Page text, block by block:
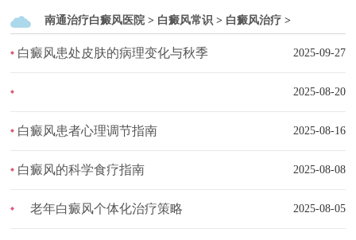
南通治疗白癜风医院> 白癜风常识> 白癜风治疗>
​白癜风患处皮肤的病理变化与秋季 2025-09-27
2025-08-20
​白癜风患者心理调节指南 2025-08-16
白癜风的科学食疗指南​ 2025-08-08
​老年白癜风个体化治疗策略​ 2025-08-05